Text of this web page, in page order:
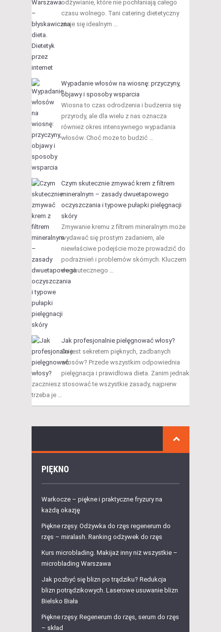
odżywianie, które nie pochłaniają całego
czasu wolnego. Tani catering dietetyczny
staje się idealnym …
Wypadanie włosów na wiosnę: przyczyny,
objawy i sposoby wsparcia
Wiosna to czas odrodzenia i budzenia się
przyrody, ale dla wielu z nas oznacza
również okres intensywnego wypadania
włosów. Choć może to budzić …
Czym skutecznie zmywać krem z filtrem
mineralnym – zasady dwuetapowego
oczyszczania i typowe pułapki pielęgnacji
skóry
Zmywanie kremu z filtrem mineralnym może
wydawać się prostym zadaniem, ale
niewłaściwe podejście może prowadzić do
podrażnień i problemów skórnych. Kluczem
do skutecznego …
Jak profesjonalnie pielęgnować włosy?
Co jest sekretem pięknych, zadbanych
włosów? Przede wszystkim odpowiednia
pielęgnacja i prawidłowa dieta. Zanim jednak
zaczniesz stosować te wszystkie zasady, najpierw
trzeba je …
PIĘKNO
Warkocze – piękne i praktyczne fryzury na
każdą okazję
Piękne rzęsy. Odżywka do rzęs regenerum do
rzęs – miralash. Ranking odżywek do rzęs
Kurs microblading. Makijaż inny niż wszystkie –
microblading Warszawa
Jak pozbyć się blizn po trądziku? Redukcja
blizn potrądzikowych. Laserowe usuwanie blizn
Bielsko Biała
Piękne rzęsy. Regenerum do rzęs, serum do rzęs
– skład